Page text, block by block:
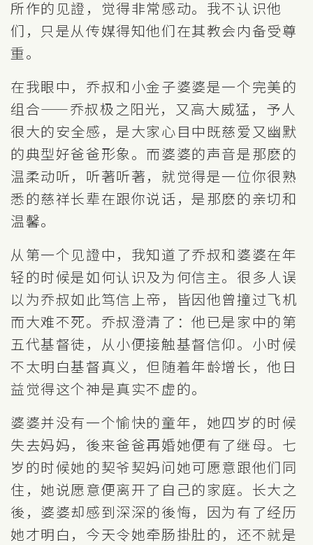
所作的见證，觉得非常感动。我不认识他
们，只是从传媒得知他们在其教会内备受尊
重。
在我眼中，乔叔和小金子婆婆是一个完美的
组合——乔叔极之阳光，又高大威猛，予人
很大的安全感，是大家心目中既慈爱又幽默
的典型好爸爸形象。而婆婆的声音是那麽的
温柔动听，听著听著，就觉得是一位你很熟
悉的慈祥长辈在跟你说话，是那麽的亲切和
温馨。
从第一个见證中，我知道了乔叔和婆婆在年
轻的时候是如何认识及为何信主。很多人误
以为乔叔如此笃信上帝，皆因他曾撞过飞机
而大难不死。乔叔澄清了：他已是家中的第
五代基督徒，从小便接触基督信仰。小时候
不太明白基督真义，但随着年龄增长，他日
益觉得这个神是真实不虚的。
婆婆并没有一个愉快的童年，她四岁的时候
失去妈妈，後来爸爸再婚她便有了继母。七
岁的时候她的契爷契妈问她可愿意跟他们同
住，她说愿意便离开了自己的家庭。长大之
後，婆婆却感到深深的後悔，因为有了经历
她才明白，今天令她牵肠掛肚的，还不就是